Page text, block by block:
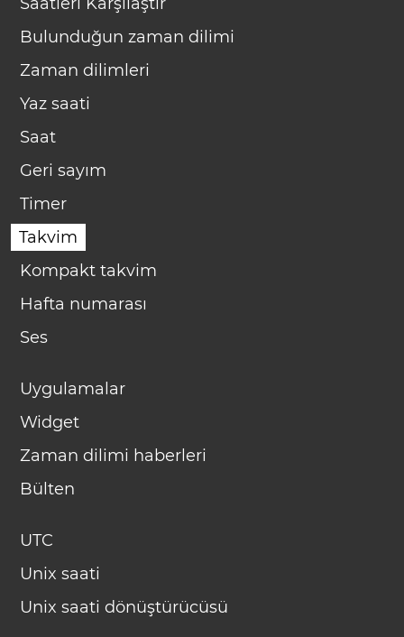
Bulunduğun zaman dilimi
Zaman dilimleri
Yaz saati
Saat
Geri sayım
Timer
Takvim
Kompakt takvim
Hafta numarası
Ses
Uygulamalar
Widget
Zaman dilimi haberleri
Bülten
UTC
Unix saati
Unix saati dönüştürücüsü